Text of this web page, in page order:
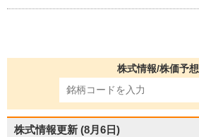
株式情報/株価予想
株式情報更新 (8月6日)